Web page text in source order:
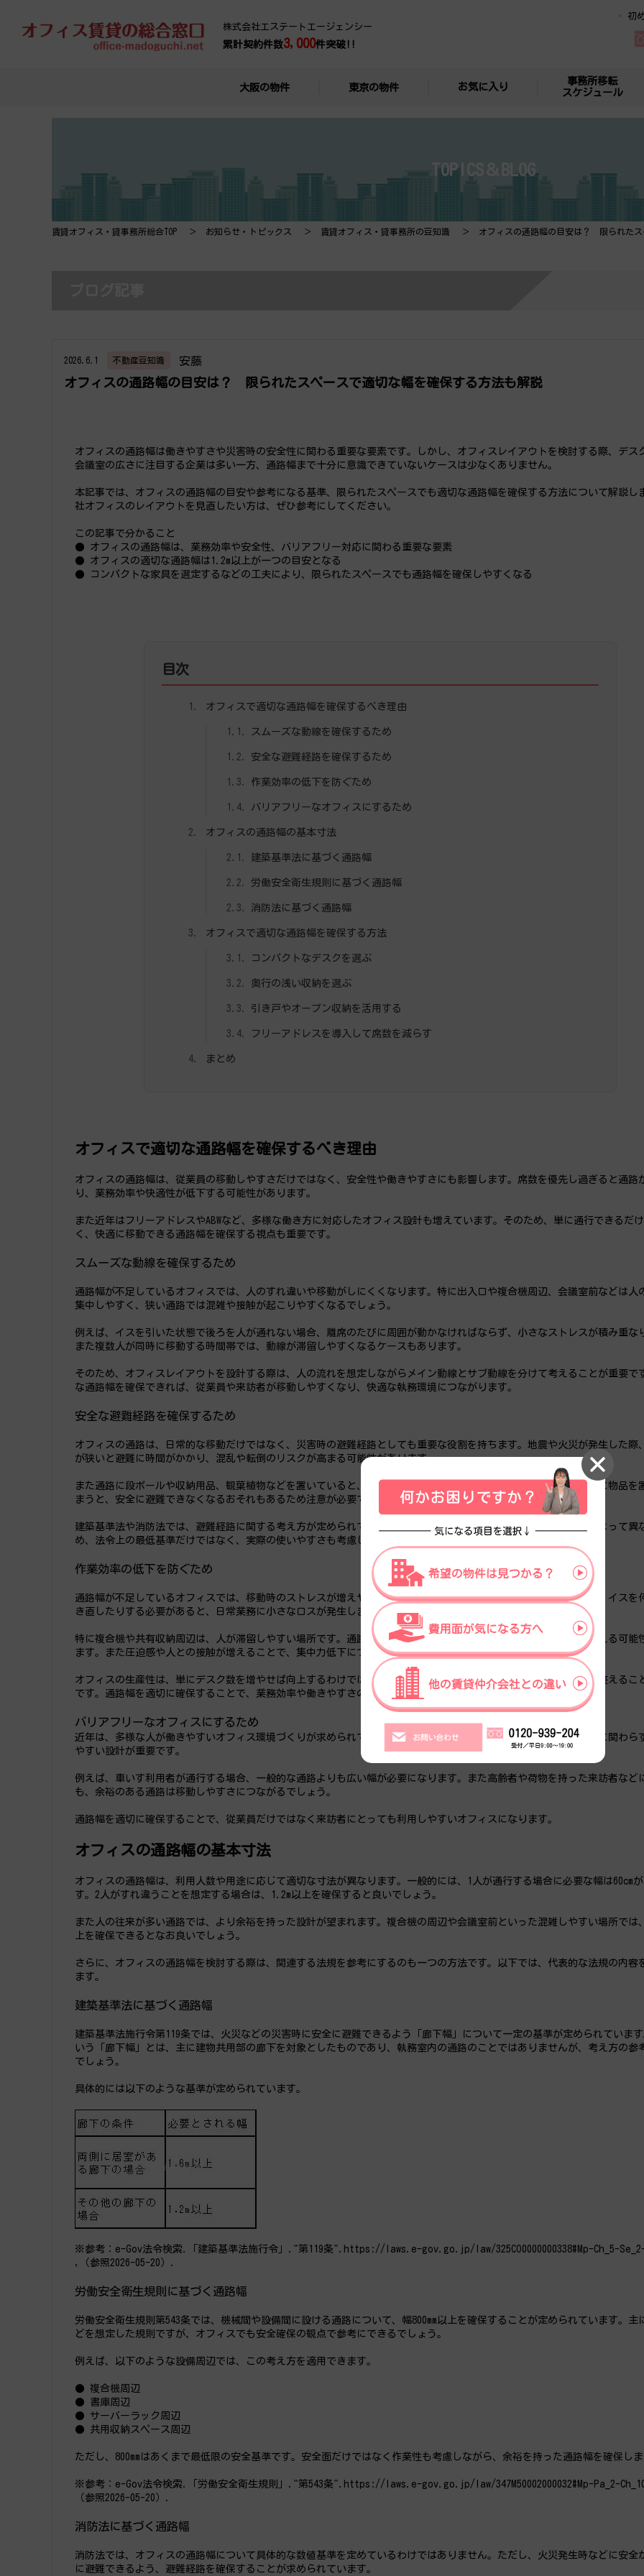
株式会社エステートエージェンシー
累計契約件数3,000件突破!!
初
大阪の物件 東京の物件 お気に入り
事務所移転
スケジュール
TOPICS＆BLOG
賃貸オフィス・貸事務所総合TOP お知らせ・トピックス 賃貸オフィス・貸事務所の豆知識 オフィスの通路幅の目安は？ 限られた
2026.6.1 不動産豆知識 安藤
オフィスの通路幅の目安は？ 限られたスペースで適切な幅を確保する方法も解説
オフィスの通路幅は働きやすさや災害時の安全性に関わる重要な要素です。しかし、オフィスレイアウトを検討する際、デス
会議室の広さに注目する企業は多い一方、通路幅まで十分に意識できていないケースは少なくありません。
本記事では、オフィスの通路幅の目安や参考になる基準、限られたスペースでも適切な通路幅を確保する方法について解説し
社オフィスのレイアウトを見直したい方は、ぜひ参考にしてください。
この記事で分かること
● オフィスの通路幅は、業務効率や安全性、バリアフリー対応に関わる重要な要素
● オフィスの適切な通路幅は1.2m以上が一つの目安となる
● コンパクトな家具を選定するなどの工夫により、限られたスペースでも通路幅を確保しやすくなる
目次
オフィスで適切な通路幅を確保するべき理由
スムーズな動線を確保するため
安全な避難経路を確保するため
作業効率の低下を防ぐため
バリアフリーなオフィスにするため
オフィスの通路幅の基本寸法
建築基準法に基づく通路幅
労働安全衛生規則に基づく通路幅
消防法に基づく通路幅
オフィスで適切な通路幅を確保する方法
コンパクトなデスクを選ぶ
奥行の浅い収納を選ぶ
引き戸やオープン収納を活用する
フリーアドレスを導入して席数を減らす
まとめ
オフィスで適切な通路幅を確保するべき理由
オフィスの通路幅は、従業員の移動しやすさだけではなく、安全性や働きやすさにも影響します。席数を優先し過ぎると通路
り、業務効率や快適性が低下する可能性があります。
また近年はフリーアドレスやABWなど、多様な働き方に対応したオフィス設計も増えています。そのため、単に通行できるだ
く、快適に移動できる通路幅を確保する視点も重要です。
スムーズな動線を確保するため
通路幅が不足しているオフィスでは、人のすれ違いや移動がしにくくなります。特に出入口や複合機周辺、会議室前などは人
集中しやすく、狭い通路では混雑や接触が起こりやすくなるでしょう。
例えば、イスを引いた状態で後ろを人が通れない場合、離席のたびに周囲が動かなければならず、小さなストレスが積み重な
また複数人が同時に移動する時間帯では、動線が滞留しやすくなるケースもあります。
そのため、オフィスレイアウトを設計する際は、人の流れを想定しながらメイン動線とサブ動線を分けて考えることが重要で
な通路幅を確保できれば、従業員や来訪者が移動しやすくなり、快適な執務環境につながります。
安全な避難経路を確保するため
オフィスの通路は、日常的な移動だけではなく、災害時の避難経路としても重要な役割を持ちます。地震や火災が発生した際
が狭いと避難に時間がかかり、混乱や転倒のリスクが高まる可能性があります。
また通路に段ボールや収納用品、観葉植物などを置いていると、避難の妨げになる場合があります。特に非常口周辺に物品を
まうと、安全に避難できなくなるおそれもあるため注意が必要です。
建築基準法や消防法では、避難経路に関する考え方が定められています。ただし、必要な通路幅は建物条件や用途によって異
め、法令上の最低基準だけではなく、実際の使いやすさも考慮しながら設計することが重要です。
作業効率の低下を防ぐため
通路幅が不足しているオフィスでは、移動時のストレスが増えやすくなります。例えば、人を避けながら移動したり、イスを
き直したりする必要があると、日常業務に小さなロスが発生します。
特に複合機や共有収納周辺は、人が滞留しやすい場所です。通路が狭いと移動が重なりやすくなり、業務の中断が増える可能
ます。また圧迫感や人との接触が増えることで、集中力低下につながるケースもあるでしょう。
オフィスの生産性は、単にデスク数を増やせば向上するわけではありません。従業員がスムーズに行動できる環境を整えるこ
です。通路幅を適切に確保することで、業務効率や働きやすさの改善につながります。
バリアフリーなオフィスにするため
近年は、多様な人が働きやすいオフィス環境づくりが求められています。そのため、通路幅についても、身体的条件に関わら
やすい設計が重要です。
例えば、車いす利用者が通行する場合、一般的な通路よりも広い幅が必要になります。また高齢者や荷物を持った来訪者など
も、余裕のある通路は移動しやすさにつながるでしょう。
通路幅を適切に確保することで、従業員だけではなく来訪者にとっても利用しやすいオフィスになります。
オフィスの通路幅の基本寸法
オフィスの通路幅は、利用人数や用途に応じて適切な寸法が異なります。一般的には、1人が通行する場合に必要な幅は60cm
す。2人がすれ違うことを想定する場合は、1.2m以上を確保すると良いでしょう。
また人の往来が多い通路では、より余裕を持った設計が望まれます。複合機の周辺や会議室前といった混雑しやすい場所では
上を確保できるとなお良いでしょう。
さらに、オフィスの通路幅を検討する際は、関連する法規を参考にするのも一つの方法です。以下では、代表的な法規の内容
ます。
建築基準法に基づく通路幅
建築基準法施行令第119条では、火災などの災害時に安全に避難できるよう「廊下幅」について一定の基準が定められていま
いう「廊下幅」とは、主に建物共用部の廊下を対象としたものであり、執務室内の通路のことではありませんが、考え方の参
でしょう。
具体的には以下のような基準が定められています。
※参考：e-Gov法令検索.「建築基準法施行令」."第119条".https://laws.e-gov.go.jp/law/325CO0000000338#Mp-Ch_5-
,（参照2026-05-20）.
労働安全衛生規則に基づく通路幅
労働安全衛生規則第543条では、機械間や設備間に設ける通路について、幅800mm以上を確保することが定められています。主
どを想定した規則ですが、オフィスでも安全確保の観点で参考にできるでしょう。
例えば、以下のような設備周辺では、この考え方を適用できます。
● 複合機周辺
● 書庫周辺
● サーバーラック周辺
● 共用収納スペース周辺
ただし、800mmはあくまで最低限の安全基準です。安全面だけではなく作業性も考慮しながら、余裕を持った通路幅を確保しま
※参考：e-Gov法令検索.「労働安全衛生規則」."第543条".https://laws.e-gov.go.jp/law/347M50002000032#Mp-Pa_2-
（参照2026-05-20）.
消防法に基づく通路幅
消防法では、オフィスの通路幅について具体的な数値基準を定めているわけではありません。ただし、火災発生時などに安全
に避難できるよう、避難経路を確保することが求められています。